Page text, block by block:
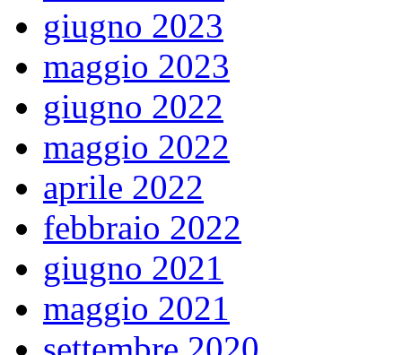
giugno 2023
maggio 2023
giugno 2022
maggio 2022
aprile 2022
febbraio 2022
giugno 2021
maggio 2021